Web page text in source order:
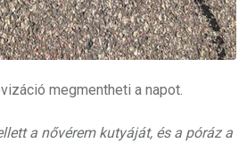
megmentheti a napot.
a nővérem kutyáját, és a póráz a